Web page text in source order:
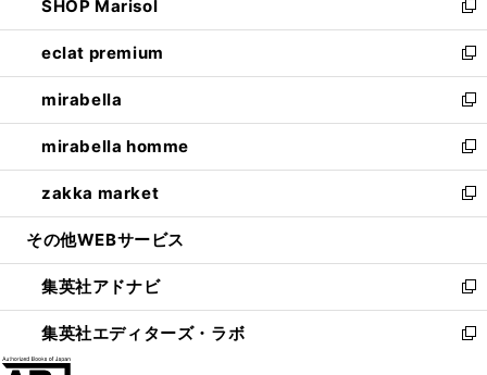
く
で
開
く
ド
ウ
で
開
く
ィ
ン
ド
ウ
で
開
く
い
ウ
ィ
ン
ド
ウ
で
開
く
SHOP Marisol
新
し
い
ウ
ィ
ン
ド
ウ
で
開
eclat premium
新
し
い
ウ
ィ
ン
ド
ウ
開
く
mirabella
新
し
い
ウ
ィ
ン
ウ
で
開
く
mirabella homme
新
し
い
ウ
ン
ド
ウ
で
zakka market
新
し
ウ
ィ
ン
ド
その他WEBサービス
集英社アドナビ
新
し
い
集英社エディターズ・ラボ
新